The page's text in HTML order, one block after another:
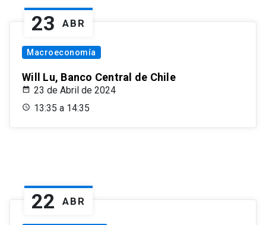
23 ABR
Macroeconomía
Will Lu, Banco Central de Chile
23 de Abril de 2024
13:35 a 14:35
22 ABR